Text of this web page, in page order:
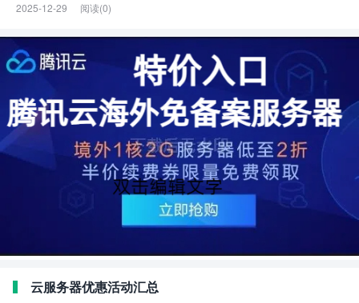
2025-12-29 阅读(0)
云服务器优惠活动汇总